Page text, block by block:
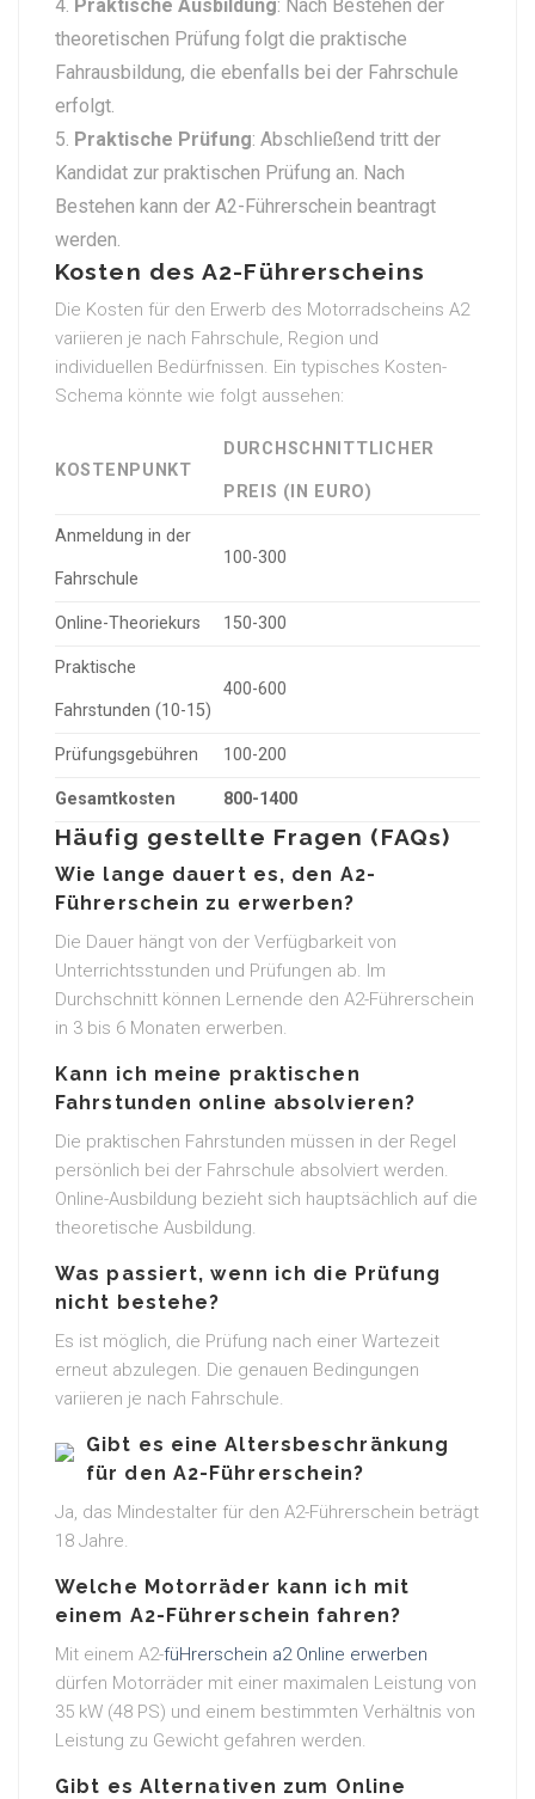
Praktische Ausbildung: Nach Bestehen der
theoretischen Prüfung folgt die praktische
Fahrausbildung, die ebenfalls bei der Fahrschule
erfolgt.
Praktische Prüfung: Abschließend tritt der
Kandidat zur praktischen Prüfung an. Nach
Bestehen kann der A2-Führerschein beantragt
werden.
Kosten des A2-Führerscheins
Die Kosten für den Erwerb des Motorradscheins A2
variieren je nach Fahrschule, Region und
individuellen Bedürfnissen. Ein typisches Kosten-
Schema könnte wie folgt aussehen:
KOSTENPUNKT
DURCHSCHNITTLICHER
PREIS (IN EURO)
Anmeldung in der
Fahrschule
100-300
Online-Theoriekurs 150-300
Praktische
Fahrstunden (10-15)
400-600
Prüfungsgebühren 100-200
Gesamtkosten 800-1400
Häufig gestellte Fragen (FAQs)
Wie lange dauert es, den A2-
Führerschein zu erwerben?
Die Dauer hängt von der Verfügbarkeit von
Unterrichtsstunden und Prüfungen ab. Im
Durchschnitt können Lernende den A2-Führerschein
in 3 bis 6 Monaten erwerben.
Kann ich meine praktischen
Fahrstunden online absolvieren?
Die praktischen Fahrstunden müssen in der Regel
persönlich bei der Fahrschule absolviert werden.
Online-Ausbildung bezieht sich hauptsächlich auf die
theoretische Ausbildung.
Was passiert, wenn ich die Prüfung
nicht bestehe?
Es ist möglich, die Prüfung nach einer Wartezeit
erneut abzulegen. Die genauen Bedingungen
variieren je nach Fahrschule.
Gibt es eine Altersbeschränkung
für den A2-Führerschein?
Ja, das Mindestalter für den A2-Führerschein beträgt
18 Jahre.
Welche Motorräder kann ich mit
einem A2-Führerschein fahren?
Mit einem A2-füHrerschein a2 Online erwerben
dürfen Motorräder mit einer maximalen Leistung von
35 kW (48 PS) und einem bestimmten Verhältnis von
Leistung zu Gewicht gefahren werden.
Gibt es Alternativen zum Online